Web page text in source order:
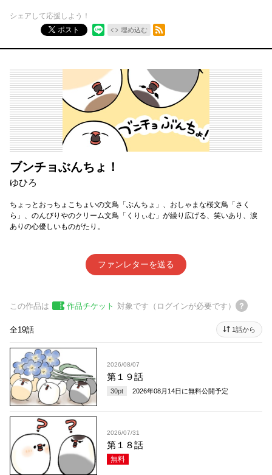
シェアして応援しよう！
ポスト
埋め込む
RSSフィード
ブンチョぶんちょ！
ゆひろ
ちょっとおっちょこちょいの文鳥「ぶんちょ」、おしゃまな桜文鳥「さく
ら」、のんびりやのクリーム文鳥「くりぃむ」が繰り広げる、笑いあり、涙
ありの心優しいものがたり。
ファンレターを送る
この作品は 作品チケット 対象です（ログインが必要です）
全19話 1話から
2026/08/07
第１９話
30pt 2026年08月14日 に無料公開予定
2026/07/31
第１８話
無料